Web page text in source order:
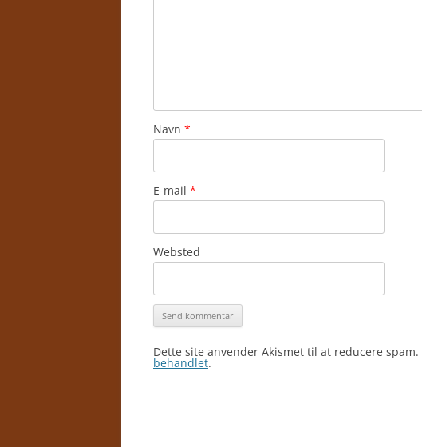
Navn *
E-mail *
Websted
Dette site anvender Akismet til at reducere spam.
behandlet.